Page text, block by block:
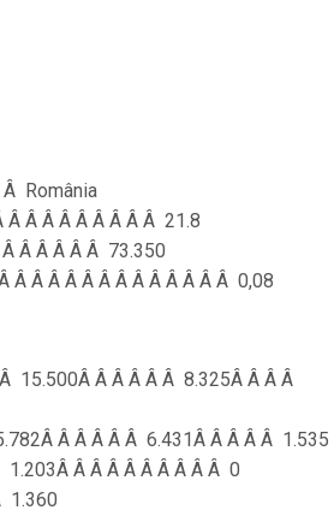
România
Â Â Â Â Â Â Â Â 21.8
Â Â Â Â Â 73.350
Â Â Â Â Â Â Â Â Â Â Â Â 0,08
15.500Â Â Â Â Â Â 8.325Â Â Â Â
Â Â Â Â Â 6.431Â Â Â Â Â 1.535
Â Â Â Â Â Â Â Â Â 0
1.360